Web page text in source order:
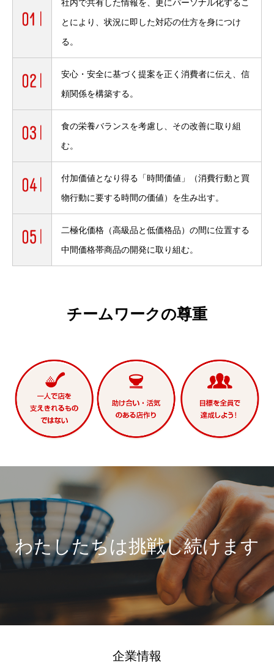
社内で共有した情報を、更にパーソナル化するこ
とにより、 状況に即した対応の仕方を身につけ
る。
安心・安全に基づく提案を正く消費者に伝え、信
頼関係を構築する。
食の栄養バランスを考慮し、その改善に取り組
む。
付加価値となり得る「時間価値」
（消費行動と買
物行動に要する時間の価値）を生み出す。
二極化価格（高級品と低価格品）の間に位置する
中間価格帯商品の開発に取り組む。
チームワークの尊重
わたしたちは挑戦し続けます
企業情報